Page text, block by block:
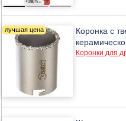
Коронка с
Коронки для